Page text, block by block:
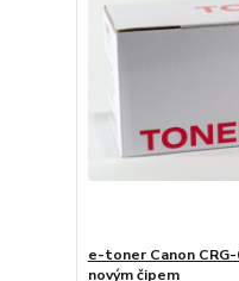
e-toner Canon
novým čipem